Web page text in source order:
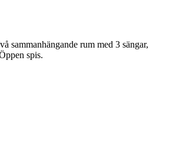
sammanhängande rum med 3 sängar,
spis.